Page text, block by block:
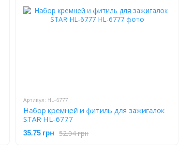
Артикул: HL-6777
Набор кремней и фитиль для зажигалок
STAR HL-6777
52.04 грн
35.75 грн